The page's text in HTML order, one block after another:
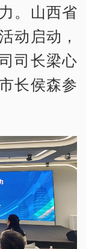
。山西省
动启动，
司长梁心
长侯森参